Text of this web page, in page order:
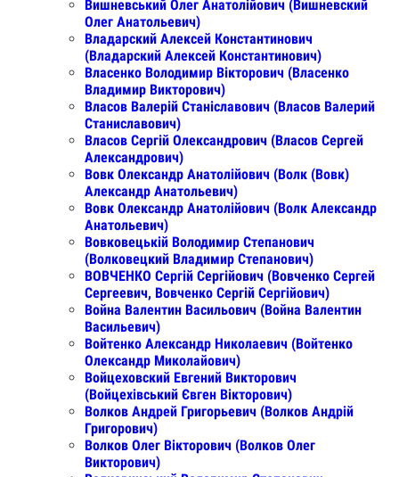
Вишневський Олег Анатолійович (Вишневский
Олег Анатольевич)
Владарский Алексей Константинович
(Владарский Алексей Константинович)
Власенко Володимир Вікторович (Власенко
Владимир Викторович)
Власов Валерій Станіславович (Власов Валерий
Станиславович)
Власов Сергій Олександрович (Власов Сергей
Александрович)
Вовк Олександр Анатолійович (Волк (Вовк)
Александр Анатольевич)
Вовк Олександр Анатолійович (Волк Александр
Анатольевич)
Вовковецькiй Володимир Степанович
(Волковецкий Владимир Степанович)
ВОВЧЕНКО Сергій Сергійович (Вовченко Сергей
Сергеевич, Вовченко Сергій Сергійович)
Война Валентин Васильович (Война Валентин
Васильевич)
Войтенко Александр Николаевич (Войтенко
Олександр Миколайович)
Войцеховский Евгений Викторович
(Войцехівський Євген Вікторович)
Волков Андрей Григорьевич (Волков Андрій
Григорович)
Волков Олег Вікторович (Волков Олег
Викторович)